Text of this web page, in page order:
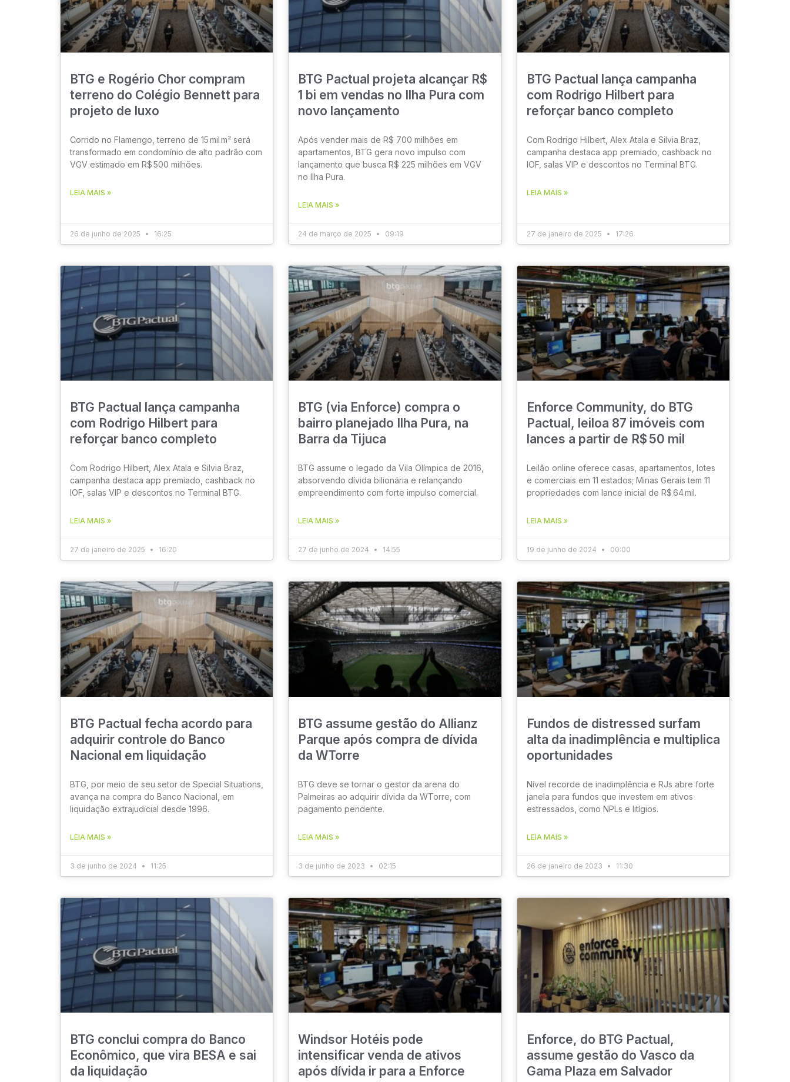
BTG e Rogério Chor compram
terreno do Colégio Bennett para
projeto de luxo
Corrido no Flamengo, terreno de 15 mil m² será
transformado em condomínio de alto padrão com
VGV estimado em R$ 500 milhões.
LEIA MAIS »
26 de junho de 2025 16:25
BTG Pactual projeta alcançar R$
1 bi em vendas no Ilha Pura com
novo lançamento
Após vender mais de R$ 700 milhões em
apartamentos, BTG gera novo impulso com
lançamento que busca R$ 225 milhões em VGV
no Ilha Pura.
LEIA MAIS »
24 de março de 2025 09:19
BTG Pactual lança campanha
com Rodrigo Hilbert para
reforçar banco completo
Com Rodrigo Hilbert, Alex Atala e Silvia Braz,
campanha destaca app premiado, cashback no
IOF, salas VIP e descontos no Terminal BTG.
LEIA MAIS »
27 de janeiro de 2025 17:26
BTG Pactual lança campanha
com Rodrigo Hilbert para
reforçar banco completo
Com Rodrigo Hilbert, Alex Atala e Silvia Braz,
campanha destaca app premiado, cashback no
IOF, salas VIP e descontos no Terminal BTG.
LEIA MAIS »
27 de janeiro de 2025 16:20
BTG (via Enforce) compra o
bairro planejado Ilha Pura, na
Barra da Tijuca
BTG assume o legado da Vila Olímpica de 2016,
absorvendo dívida bilionária e relançando
empreendimento com forte impulso comercial.
LEIA MAIS »
27 de junho de 2024 14:55
Enforce Community, do BTG
Pactual, leiloa 87 imóveis com
lances a partir de R$ 50 mil
Leilão online oferece casas, apartamentos, lotes
e comerciais em 11 estados; Minas Gerais tem 11
propriedades com lance inicial de R$ 64 mil.
LEIA MAIS »
19 de junho de 2024 00:00
BTG Pactual fecha acordo para
adquirir controle do Banco
Nacional em liquidação
BTG, por meio de seu setor de Special Situations,
avança na compra do Banco Nacional, em
liquidação extrajudicial desde 1996.
LEIA MAIS »
3 de junho de 2024 11:25
BTG assume gestão do Allianz
Parque após compra de dívida
da WTorre
BTG deve se tornar o gestor da arena do
Palmeiras ao adquirir dívida da WTorre, com
pagamento pendente.
LEIA MAIS »
3 de junho de 2023 02:15
Fundos de distressed surfam
alta da inadimplência e multiplica
oportunidades
Nível recorde de inadimplência e RJs abre forte
janela para fundos que investem em ativos
estressados, como NPLs e litígios.
LEIA MAIS »
26 de janeiro de 2023 11:30
BTG conclui compra do Banco
Econômico, que vira BESA e sai
da liquidação
Windsor Hotéis pode
intensificar venda de ativos
após dívida ir para a Enforce
Enforce, do BTG Pactual,
assume gestão do Vasco da
Gama Plaza em Salvador